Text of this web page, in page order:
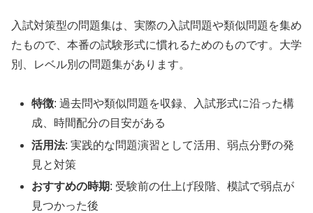
入試対策型の問題集は、実際の入試問題や類似問題を集め
たもので、本番の試験形式に慣れるためのものです。大学
別、レベル別の問題集があります。
特徴: 過去問や類似問題を収録、入試形式に沿った構
成、時間配分の目安がある
活用法: 実践的な問題演習として活用、弱点分野の発
見と対策
おすすめの時期: 受験前の仕上げ段階、模試で弱点が
見つかった後